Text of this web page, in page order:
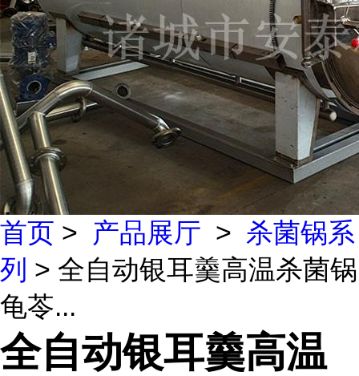
首页 > 产品展厅 > 杀菌锅系
列 > 全自动银耳羹高温杀菌锅
龟苓...
全自动银耳羹高温